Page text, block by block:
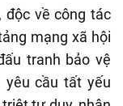
độc về công tác
mạng xã hội
tranh bảo vệ
cầu tất yếu